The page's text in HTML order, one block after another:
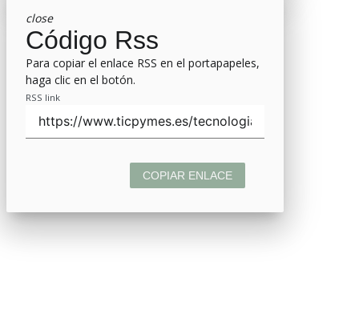
close
Código Rss
Para copiar el enlace RSS en el portapapeles,
haga clic en el botón.
RSS link
COPIAR ENLACE